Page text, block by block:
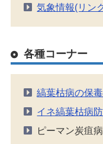
気象情報(リン
各種コーナー
縞葉枯病の保
イネ縞葉枯病
ピーマン炭疽